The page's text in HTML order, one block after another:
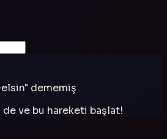
dememiş
ve bu hareketi başlat!